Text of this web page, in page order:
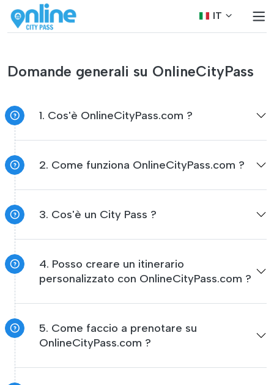
IT
Domande generali su OnlineCityPass
1. Cos'è OnlineCityPass.com ?
2. Come funziona OnlineCityPass.com ?
3. Cos'è un City Pass ?
4. Posso creare un itinerario
personalizzato con OnlineCityPass.com ?
5. Come faccio a prenotare su
OnlineCityPass.com ?